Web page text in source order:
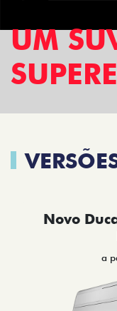
UM
Novo
a